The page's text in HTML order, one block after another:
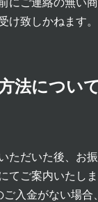
にご連絡の無い
け致しかねます。
法につい
ただいた後、お
てご案内いたし
ご入金がない場合